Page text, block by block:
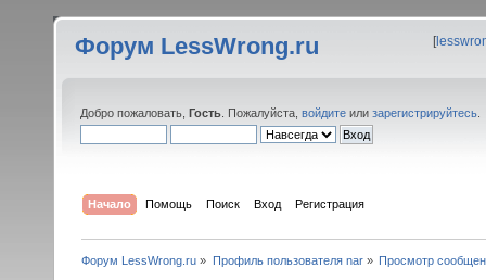
Форум LessWrong.ru [
Добро пожаловать, Гость . Пожалуйста, войдите или зарегистрируйтесь
Начало Помощь Поиск Вход Регистрация
Форум LessWrong.ru » Профиль пользователя nar» Просмотр